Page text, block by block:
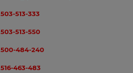
503-513-333
503-513-550
500-484-240
516-463-483